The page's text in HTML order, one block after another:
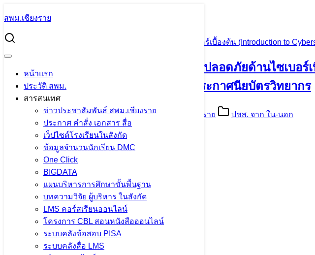
to
content
สพม.เชียงราย
หน้าแรก
ประวัติ สพม.
สารสนเทศ
ข่าวประชาสัมพันธ์ สพม.เชียงราย
ประกาศ คำสั่ง เอกสาร สื่อ
เว็ปไซต์โรงเรียนในสังกัด
ข้อมูลจำนวนนักเรียน DMC
One Click
BIGDATA
แผนบริหารการศึกษาขั้นพื้นฐาน
บทความวิจัย ผู้บริหาร ในสังกัด
LMS คอร์สเรียนออนไลน์
โครงการ CBL สอนหนังสือออนไลน์
ระบบคลังข้อสอบ PISA
ระบบคลังสื่อ LMS
for:
ขยายระยะเวลาการอบรมหลักสูตรความปลอดภัยด้านไซเบอร์เบื้องต้น (Introduction to
ขยายระยะเวลาการอบรมหลักสูตรความปลอดภัยด้านไซเบ
ทางการศึกษาร่วมขยายความรู้และรับประกาศนียบัตรวิทยากร
7 เมษายน 20237 เมษายน 2023 แอดมิน สพม.เชียงราย ปชส. จาก ใน-นอก
1680852321x1490809675_11
ดาวน์โหลด
1680852321x1490809675_21
1680852321x1490809675_31
1680852321x1490809675_41
ดาวน์โหลด
จำนวนผู้ชม: 1,307
เนื้อหาอื่นๆ